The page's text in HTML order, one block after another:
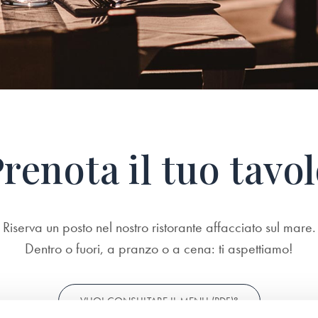
il tuo
Riserva un posto nel nostro ristorante affacciato sul mare.
Dentro o fuori, a pranzo o a cena: ti aspettiamo!
VUOI CONSULTARE IL MENU (PDF)?